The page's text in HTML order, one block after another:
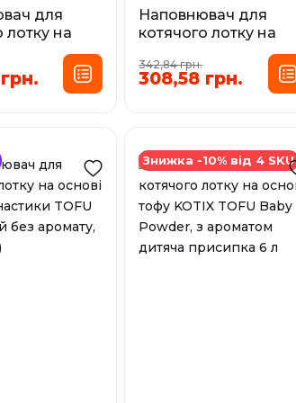
для
лотку на
KOTIX
Vera, з
алое вера
Наповнювач для
котячого лотку на
основі тофу KOTIX
TOFU Carbon, з
активованим
6 л
У наявності
342,84 грн.
308,58 грн.
Знижка -10% від 4 SKU